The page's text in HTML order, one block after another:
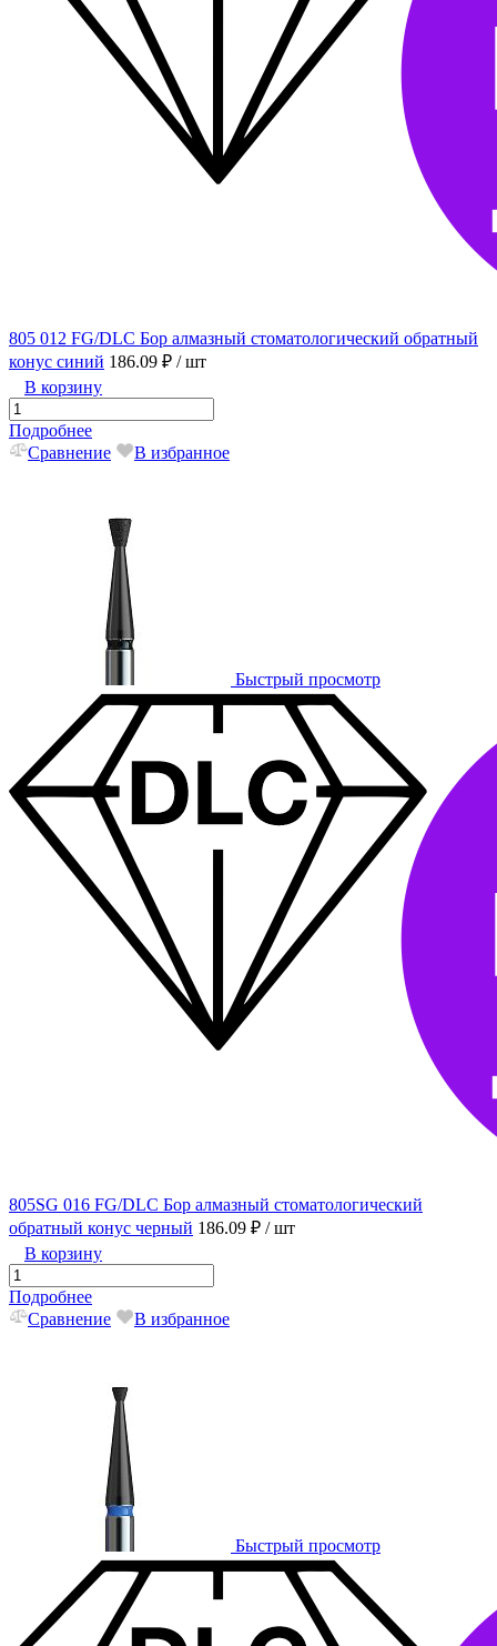
805 012 FG/DLC Бор алмазный стоматологический обратный
конус синий 186.09 ₽ / шт
В корзину
Подробнее
Сравнение
В избранное
Быстрый просмотр
805SG 016 FG/DLC Бор алмазный стоматологический
обратный конус черный 186.09 ₽ / шт
В корзину
Подробнее
Сравнение
В избранное
Быстрый просмотр